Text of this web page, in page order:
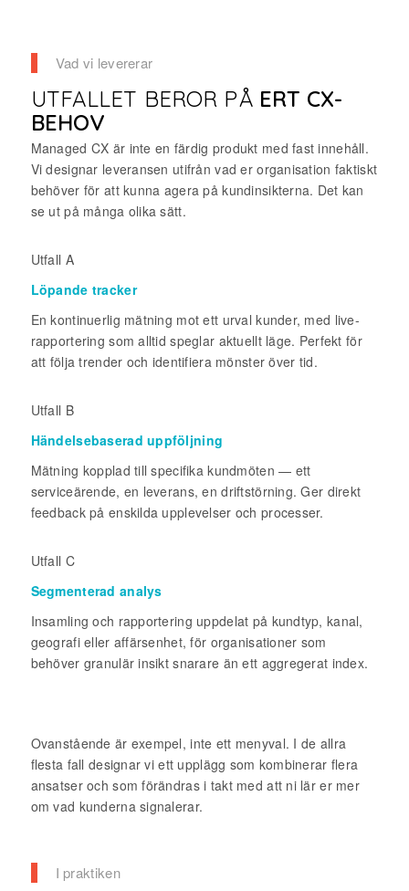
Vad vi levererar
UTFALLET BEROR PÅ ERT CX-
BEHOV
Managed CX är inte en färdig produkt med fast innehåll.
Vi designar leveransen utifrån vad er organisation faktiskt
behöver för att kunna agera på kundinsikterna. Det kan
se ut på många olika sätt.
Utfall A
Löpande tracker
En kontinuerlig mätning mot ett urval kunder, med live-
rapportering som alltid speglar aktuellt läge. Perfekt för
att följa trender och identifiera mönster över tid.
Utfall B
Händelsebaserad uppföljning
Mätning kopplad till specifika kundmöten — ett
serviceärende, en leverans, en driftstörning. Ger direkt
feedback på enskilda upplevelser och processer.
Utfall C
Segmenterad analys
Insamling och rapportering uppdelat på kundtyp, kanal,
geografi eller affärsenhet, för organisationer som
behöver granulär insikt snarare än ett aggregerat index.
Ovanstående är exempel, inte ett menyval. I de allra
flesta fall designar vi ett upplägg som kombinerar flera
ansatser och som förändras i takt med att ni lär er mer
om vad kunderna signalerar.
I praktiken